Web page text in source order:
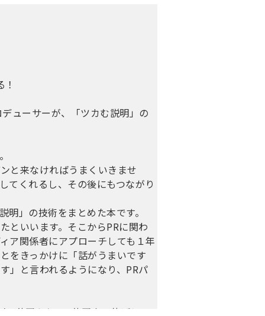
ューサーが、「ツカむ説明」の
と来なければうまくいきませ
てくれるし、その後にもつながり
」の技術をまとめた本です。
といいます。そこからPRに関わ
ア関係者にアプローチしても１年
をきっかけに「話がうまいです
」と言われるようになり、PRパ
1億円から115億円まで伸ばし、